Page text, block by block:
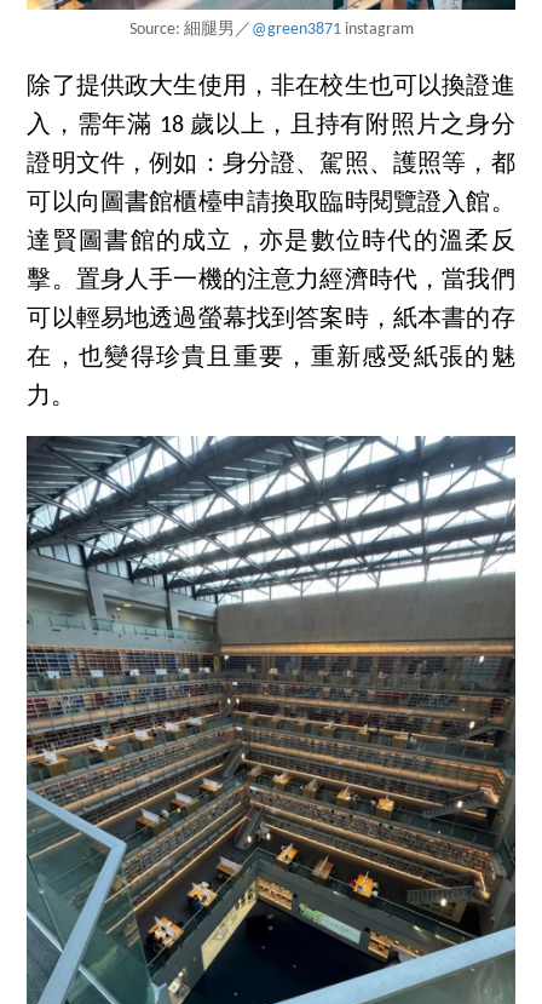
Source: 細腿男／ @green3871instagram
除了提供政大生使用，非在校生也可以換證進
入，需年滿 18 歲以上，且持有附照片之身分
證明文件，例如：身分證、駕照、護照等，都
可以向圖書館櫃檯申請換取臨時閱覽證入館。
達賢圖書館的成立，亦是數位時代的溫柔反
擊。置身人手一機的注意力經濟時代，當我們
可以輕易地透過螢幕找到答案時，紙本書的存
在，也變得珍貴且重要，重新感受紙張的魅
力。